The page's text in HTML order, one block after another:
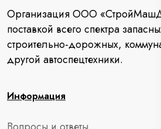
Организация ООО
поставкой всего спектра
строительно-дорожных,
другой автоспецтехники.
Информация